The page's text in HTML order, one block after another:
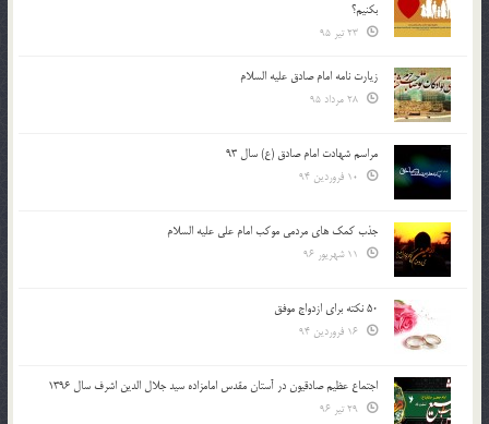
بكنيم؟
زیارت نامه امام صادق علیه السلام
مراسم شهادت امام صادق (ع) سال 93
جذب کمک های مردمی موکب امام علی علیه السلام
50 نکته برای ازدواج موفق
اجتماع عظیم صادقیون در آستان مقدس امامزاده سید جلال الدین اشرف سال 1396